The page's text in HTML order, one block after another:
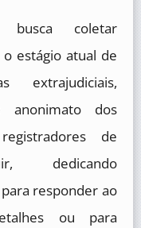
busca coletar
estágio atual de
extrajudiciais,
anonimato dos
de
dedicando
responder ao
ou para